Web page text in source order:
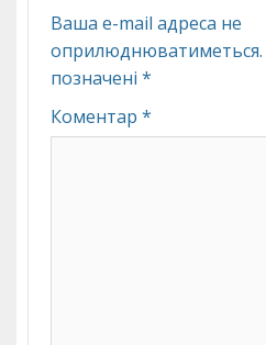
Ваша e-mail адреса не
оприлюднюватиметься.
позначені *
Коментар *